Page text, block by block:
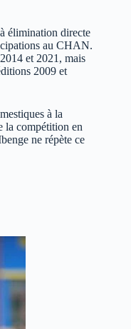
élimination directe
au CHAN.
et 2021, mais
2009 et
à la
la compétition en
ne répète ce